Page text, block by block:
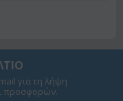
για τη λήψη
προσφορών.